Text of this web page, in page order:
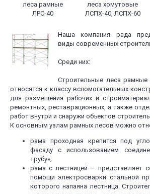
леса рамные
ЛРС-40
леса хомутовые
ЛСПХ-40, ЛСПХ-60
Наша компания рада
виды современных
Среди них:
Строительные леса
относятся к классу вспомогательных
для размещения рабочих и
ремонтных, реставрационных, а также
работ внутри и снаружи объектов
К основным узлам рамных лесов можно
рама проходная крепится под
фасаду с использованием
трубу»;
рама с лестницей – представляет
помощи электросварки стальной
которого напаяна лестница.